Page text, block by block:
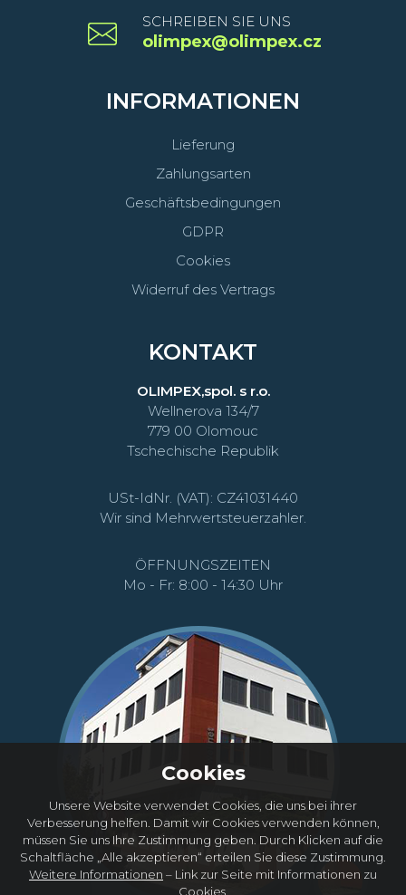
SCHREIBEN SIE UNS
olimpex@olimpex.cz
INFORMATIONEN
Lieferung
Zahlungsarten
Geschäftsbedingungen
GDPR
Cookies
Widerruf des Vertrags
KONTAKT
OLIMPEX,spol. s r.o.
Wellnerova 134/7
779 00 Olomouc
Tschechische Republik
USt-IdNr. (VAT): CZ41031440
Wir sind Mehrwertsteuerzahler.
ÖFFNUNGSZEITEN
Mo - Fr: 8:00 - 14:30 Uhr
Cookies
Unsere Website verwendet Cookies, die uns bei ihrer
Verbesserung helfen. Damit wir Cookies verwenden können,
müssen Sie uns Ihre Zustimmung geben. Durch Klicken auf die
Schaltfläche „Alle akzeptieren“ erteilen Sie diese Zustimmung.
Weitere Informationen – Link zur Seite mit Informationen zu
Cookies.